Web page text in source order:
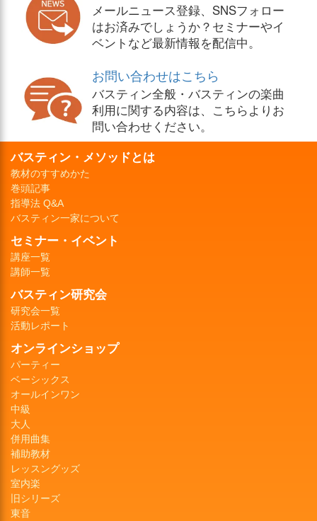
メールニュース登録、SNSフォロー
はお済みでしょうか？セミナーやイ
ベントなど最新情報を配信中。
お問い合わせはこちら
バスティン全般・バスティンの楽曲
利用に関する内容は、こちらよりお
問い合わせください。
バスティン・メソッドとは
教材のすすめかた
巻頭記事
指導法 Q&A
バスティン一家について
セミナー・イベント
講座一覧
講師一覧
バスティン研究会
研究会一覧
活動レポート
オンラインショップ
パーティー
ベーシックス
オールインワン
中級
大人
併用曲集
補助教材
レッスングッズ
室内楽
旧シリーズ
東音